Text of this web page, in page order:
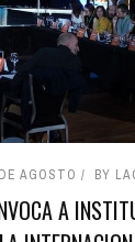
AGOSTO BY
A